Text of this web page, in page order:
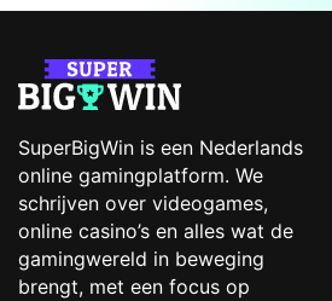
SuperBigWin is een Nederlands
online gamingplatform. We
schrijven over videogames,
online casino’s en alles wat de
gamingwereld in beweging
brengt, met een focus op